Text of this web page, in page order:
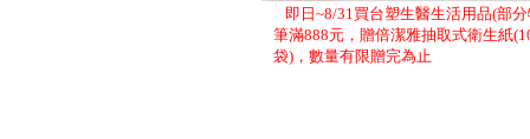
即日~8/31買台塑生醫生活用品(部
筆滿888元，贈倍潔雅抽取式衛生紙
袋)，數量有限贈完為止